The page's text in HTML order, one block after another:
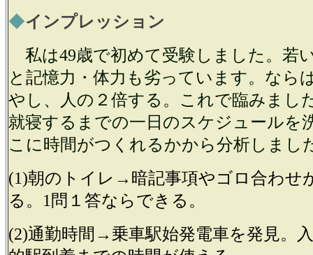
◆インプレッション
私は49歳で初めて受験しました。若
と記憶力・体力も劣っています。なら
やし、人の２倍する。これで臨みまし
就寝するまでの一日のスケジュールを
こに時間がつくれるかから分析しまし
(1)朝のトイレ→暗記事項やゴロ合わせ
る。1問１答ならできる。
(2)通勤時間→乗車駅始発電車を発見。